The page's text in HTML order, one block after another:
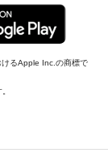
るApple Inc.の商標で